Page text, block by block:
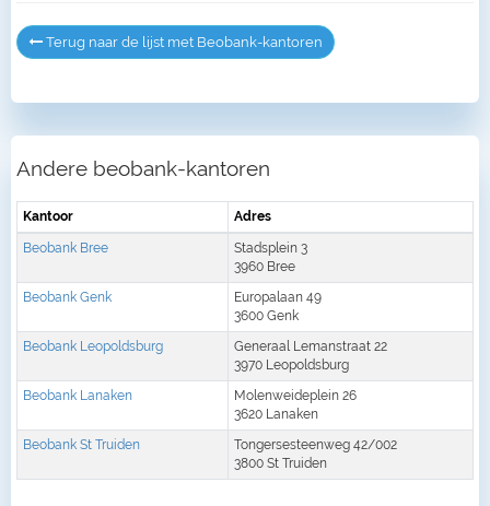
Terug naar de lijst met Beobank-kantoren
Andere beobank-kantoren
Kantoor Adres
Beobank Bree
Stadsplein 3
3960 Bree
Beobank Genk
Europalaan 49
3600 Genk
Beobank Leopoldsburg
Generaal Lemanstraat 22
3970 Leopoldsburg
Beobank Lanaken
Molenweideplein 26
3620 Lanaken
Beobank St Truiden
Tongersesteenweg 42/002
3800 St Truiden